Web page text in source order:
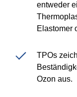
TPE
entweder
Elastomer
TPOs
Ozon aus.